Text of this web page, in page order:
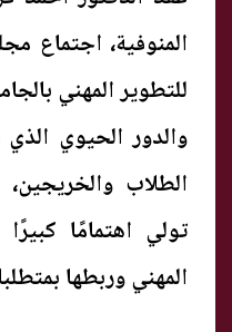
المنوفية، اجتماع
للتطوير المهني
والدور الحيوي
الطلاب
تولي اهتمامًا
المهني وربطها